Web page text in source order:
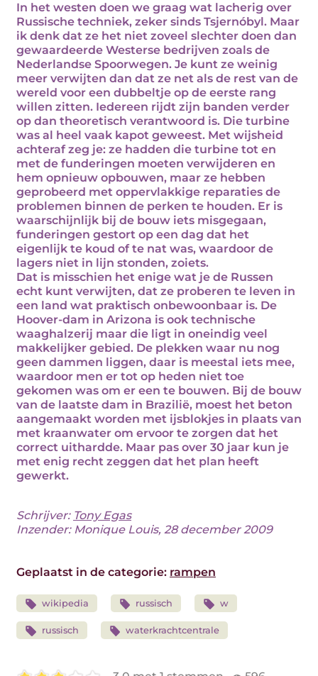
In het westen doen we graag wat lacherig over
Russische techniek, zeker sinds Tsjernóbyl. Maar
ik denk dat ze het niet zoveel slechter doen dan
gewaardeerde Westerse bedrijven zoals de
Nederlandse Spoorwegen. Je kunt ze weinig
meer verwijten dan dat ze net als de rest van de
wereld voor een dubbeltje op de eerste rang
willen zitten. Iedereen rijdt zijn banden verder
op dan theoretisch verantwoord is. Die turbine
was al heel vaak kapot geweest. Met wijsheid
achteraf zeg je: ze hadden die turbine tot en
met de funderingen moeten verwijderen en
hem opnieuw opbouwen, maar ze hebben
geprobeerd met oppervlakkige reparaties de
problemen binnen de perken te houden. Er is
waarschijnlijk bij de bouw iets misgegaan,
funderingen gestort op een dag dat het
eigenlijk te koud of te nat was, waardoor de
lagers niet in lijn stonden, zoiets.
Dat is misschien het enige wat je de Russen
echt kunt verwijten, dat ze proberen te leven in
een land wat praktisch onbewoonbaar is. De
Hoover-dam in Arizona is ook technische
waaghalzerij maar die ligt in oneindig veel
makkelijker gebied. De plekken waar nu nog
geen dammen liggen, daar is meestal iets mee,
waardoor men er tot op heden niet toe
gekomen was om er een te bouwen. Bij de bouw
van de laatste dam in Brazilië, moest het beton
aangemaakt worden met ijsblokjes in plaats van
met kraanwater om ervoor te zorgen dat het
correct uithardde. Maar pas over 30 jaar kun je
met enig recht zeggen dat het plan heeft
gewerkt.
Schrijver: Tony Egas
Inzender: Monique Louis, 28 december 2009
Geplaatst in de categorie: rampen
wikipedia russisch w
russisch waterkrachtcentrale